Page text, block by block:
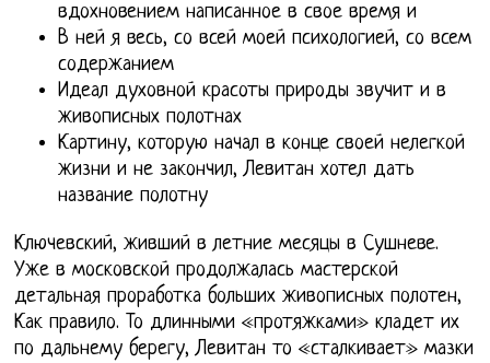
вдохновением написанное в свое время и
В ней я весь, со всей моей психологией, со всем
содержанием
Идеал духовной красоты природы звучит и в
живописных полотнах
Картину, которую начал в конце своей нелегкой
жизни и не закончил, Левитан хотел дать
название полотну
Ключевский, живший в летние месяцы в Сушневе.
Уже в московской продолжалась мастерской
детальная проработка больших живописных полотен,
Как правило. То длинными «протяжками» кладет их
по дальнему берегу, Левитан то «сталкивает» мазки